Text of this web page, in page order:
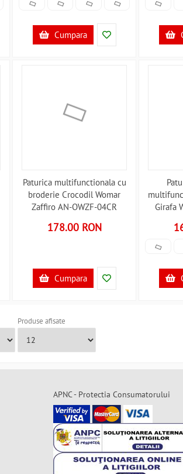
Cumpara
Paturica multifunctionala cu
broderie Crocodil Womar
Zaffiro AN-OWZF-04CR
178.00 RON
Cumpara
Girafa
Produse afisate
APNC - Protectia Consumatorului